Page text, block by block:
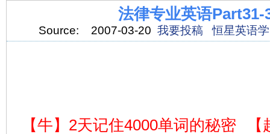
法律专业英语Part31-
Source: 2007-03-20 我要投稿 恒星英语
【牛】2天记住4000单词的秘密